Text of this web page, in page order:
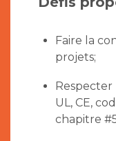
Faire la
projets;
Respecter
UL, CE,
chapitre